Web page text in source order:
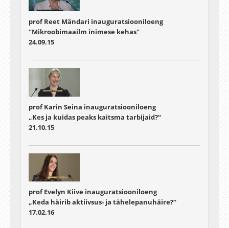
prof Reet Mändari inauguratsiooniloeng
"Mikroobimaailm inimese kehas"
24.09.15
prof Karin Seina inauguratsiooniloeng
„Kes ja kuidas peaks kaitsma tarbijaid?“
21.10.15
prof Evelyn Kiive inauguratsiooniloeng
„Keda häirib aktiivsus- ja tähelepanuhäire?“
17.02.16